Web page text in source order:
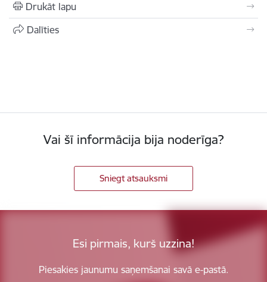
Drukāt lapu
Dalīties
Vai šī informācija bija noderīga?
Sniegt atsauksmi
Esi pirmais, kurš uzzina!
Piesakies jaunumu saņemšanai savā e-pastā.